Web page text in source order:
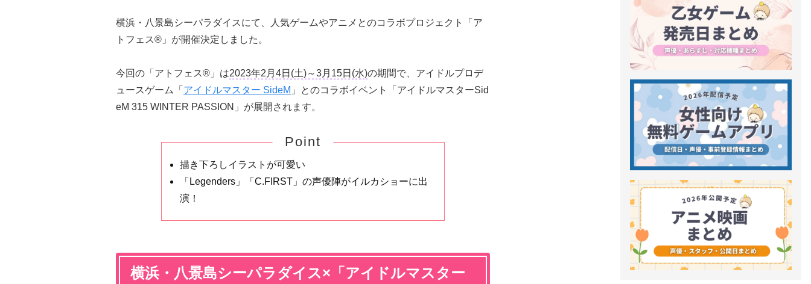
横浜・八景島シーパラダイスにて、人気ゲームやアニメとのコラボプロジェクト「ア
トフェス®」が開催決定しました。
今回の「アトフェス®」は2023年2月4日(土)～3月15日(水)の期間で、アイドルプロデ
ュースゲーム「 アイドルマスター SideM 」とのコラボイベント「アイドルマスターSid
eM 315 WINTER PASSION」が展開されます。
Point
描き下ろしイラストが可愛い
「Legenders」「C.FIRST」の声優陣がイルカショーに出
演！
横浜・八景島シーパラダイス×「アイドルマスター